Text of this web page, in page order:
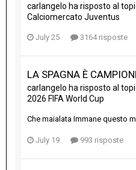
carlangelo ha risposto al
Calciomercato Juventus
July 25 3164 risposte
LA SPAGNA È
carlangelo ha risposto al
2026 FIFA World Cup
Che maialata Immane questo
July 19 993 risposte